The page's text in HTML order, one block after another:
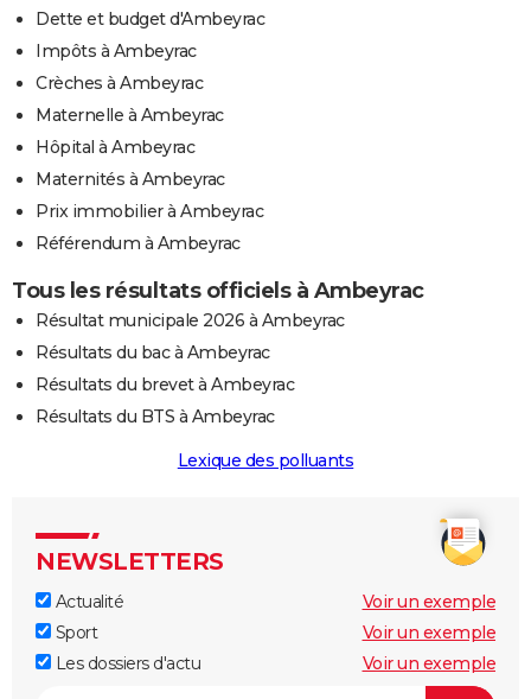
Dette et budget d'Ambeyrac
Impôts à Ambeyrac
Crèches à Ambeyrac
Maternelle à Ambeyrac
Hôpital à Ambeyrac
Maternités à Ambeyrac
Prix immobilier à Ambeyrac
Référendum à Ambeyrac
Tous les résultats officiels à Ambeyrac
Résultat municipale 2026 à Ambeyrac
Résultats du bac à Ambeyrac
Résultats du brevet à Ambeyrac
Résultats du BTS à Ambeyrac
Lexique des polluants
NEWSLETTERS
Actualité
Voir un exemple
Sport
Voir un exemple
Les dossiers d'actu
Voir un exemple